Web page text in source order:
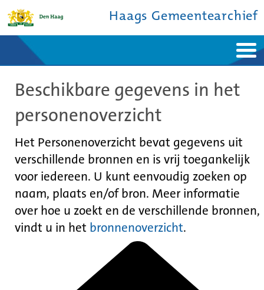
Haags Gemeentearchief
Ontdek de stad
De studiezaal
Bronnen en collecties
Contact
Beschikbare gegevens in het
personenoverzicht
Het Personenoverzicht bevat gegevens uit
verschillende bronnen en is vrij toegankelijk
voor iedereen. U kunt eenvoudig zoeken op
naam, plaats en/of bron. Meer informatie
over hoe u zoekt en de verschillende bronnen,
vindt u in het bronnenoverzicht.